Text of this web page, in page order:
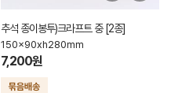
추석 종이봉투)크라프트 중 [2종]
150x90xh280mm
7,200원